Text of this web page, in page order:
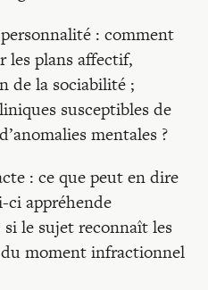
: comment
les plans affectif,
de la sociabilité ;
susceptibles de
mentales ?
: ce que peut en dire
ci appréhende
le sujet reconnaît les
moment infractionnel